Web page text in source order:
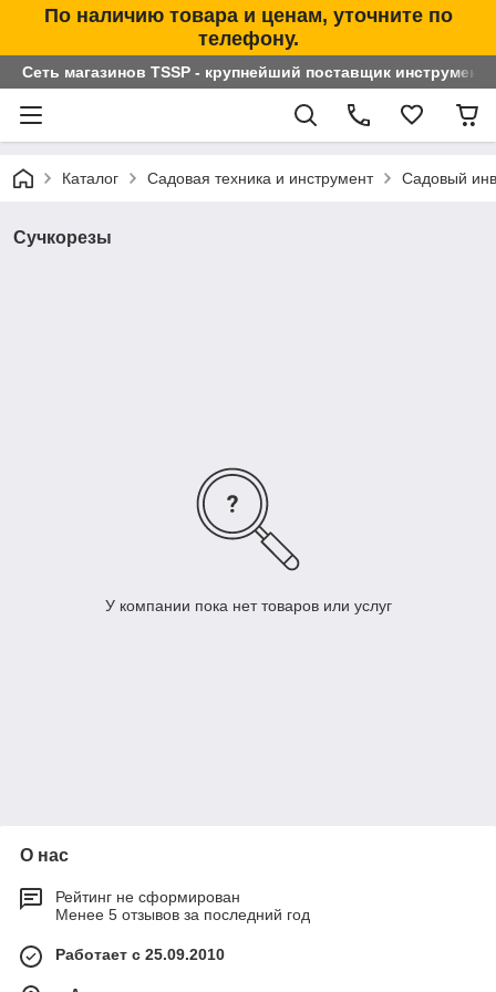
По наличию товара и ценам, уточните по
телефону.
Сеть магазинов TSSP - крупнейший поставщик
Каталог Садовая техника и инструмент Садовый
Сучкорезы
У компании пока нет товаров или услуг
О нас
Рейтинг не сформирован
Менее 5 отзывов за последний год
Работает с 25.09.2010